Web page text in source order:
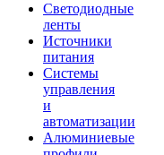
Светодиодные
ленты
Источники
питания
Системы
управления
и
автоматизации
Алюминиевые